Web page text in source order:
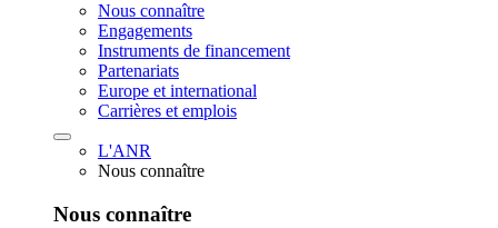
Nous connaître
Engagements
Instruments de financement
Partenariats
Europe et international
Carrières et emplois
L'ANR
Nous connaître
Nous connaître